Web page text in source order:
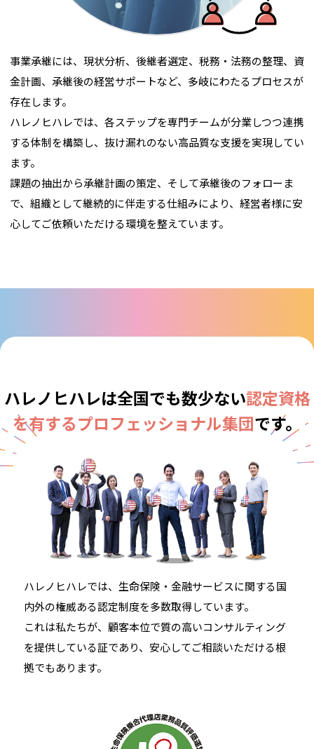
事業承継には、現状分析、後継者選定、税務・法務の整理、資
金計画、承継後の経営サポートなど、多岐にわたるプロセスが
存在します。
ハレノヒハレでは、各ステップを専門チームが分業しつつ連携
する体制を構築し、抜け漏れのない高品質な支援を実現してい
ます。
課題の抽出から承継計画の策定、そして承継後のフォローま
で、組織として継続的に伴走する仕組みにより、経営者様に安
心してご依頼いただける環境を整えています。
ハレノヒハレは全国でも数少ない認定資格
を有するプロフェッショナル集団です。
ハレノヒハレでは、生命保険・金融サービスに関する国
内外の権威ある認定制度を多数取得しています。
これは私たちが、顧客本位で質の高いコンサルティング
を提供している証であり、安心してご相談いただける根
拠でもあります。